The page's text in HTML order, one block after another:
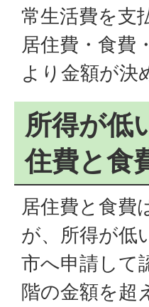
常生活費を支
居住費・食費
より金額が決
所得が低
住費と食
居住費と食費
が、所得が低
市へ申請して
階の金額を超